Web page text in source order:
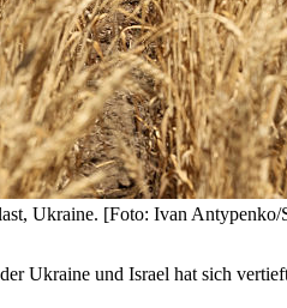
Ukraine. [Foto: Ivan
Ukraine und Israel hat sich